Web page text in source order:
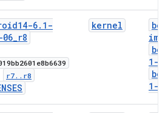
6. 1-
06_r8
r7. . r8
kernel
img
1-
1-